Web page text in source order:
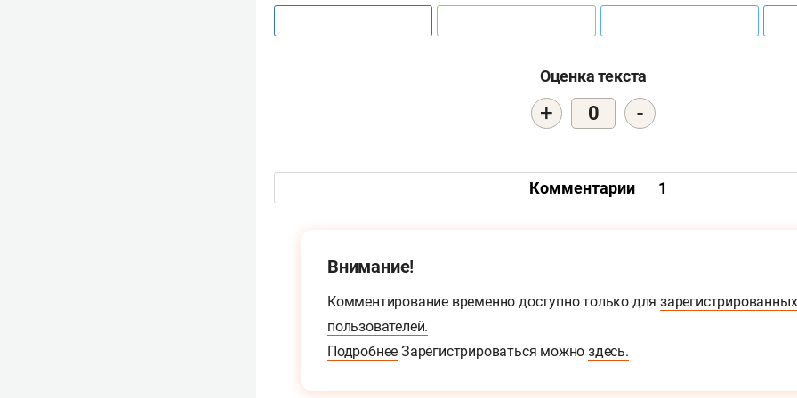
Оценка текста
+ 0 -
Комментарии 1
Внимание!
Комментирование временно доступно только для зарегистрированных
пользователей.
Подробнее Зарегистрироваться можноздесь.